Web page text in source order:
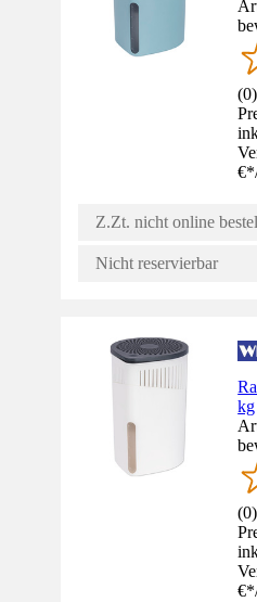
(0)
€*
Z.Zt. nicht online
Nicht reservierbar
kg
(0)
€*